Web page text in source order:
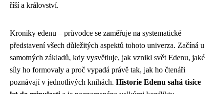
říší a království.
Kroniky edenu – průvodce se zaměřuje na systematické
představení všech důležitých aspektů tohoto univerza. Začíná u
samotných základů, kdy vysvětluje, jak vznikl svět Edenu, jaké
síly ho formovaly a proč vypadá právě tak, jak ho čtenáři
poznávají v jednotlivých knihách. Historie Edenu sahá tisíce